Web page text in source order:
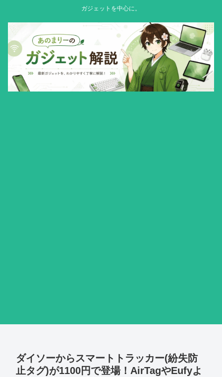
ガジェットを中心に。
ダイソーからスマートトラッカー(紛失防
止タグ)が1100円で登場！AirTagやEufyよ